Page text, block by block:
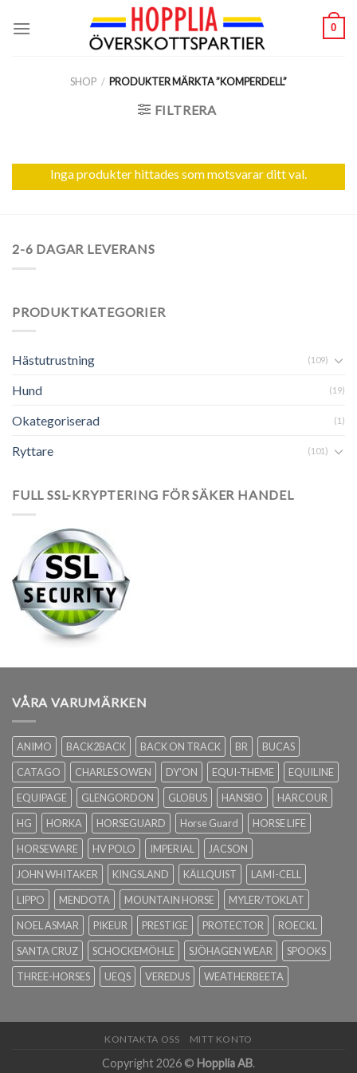
0
SHOP / PRODUKTER MÄRKTA ”KOMPERDELL”
FILTRERA
Inga produkter hittades som motsvarar ditt val.
2-6 DAGAR LEVERANS
PRODUKTKATEGORIER
Hästutrustning (109)
Hund (19)
Okategoriserad (1)
Ryttare (101)
FULL SSL-KRYPTERING FÖR SÄKER HANDEL
VÅRA VARUMÄRKEN
ANIMO BACK2BACK BACK ON TRACK BR
BUCAS
CATAGO
CHARLES OWEN DY'ON EQUI-THEME
EQUILINE
EQUIPAGE
GLENGORDON GLOBUS HANSBO
HARCOUR
HG
HORKA HORSEGUARD Horse Guard
HORSE LIFE
HORSEWARE
HV POLO IMPERIAL
JACSON
JOHN WHITAKER
KINGSLAND KÄLLQUIST
LAMI-CELL
LIPPO
MENDOTA MOUNTAIN HORSE
MYLER/TOKLAT
NOEL ASMAR
PIKEUR PRESTIGE PROTECTOR
ROECKL
SANTA CRUZ
SCHOCKEMÖHLE SJÖHAGEN WEAR
SPOOKS
THREE-HORSES
UEQS VEREDUS WEATHERBEETA
KONTAKTA OSS MITT KONTO
Copyright 2026 © Hopplia AB.